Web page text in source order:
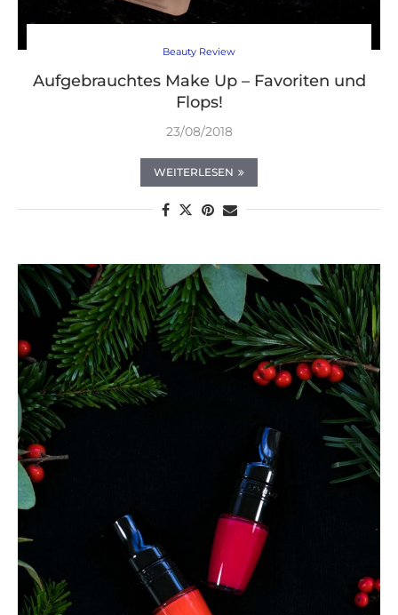
Beauty Review
Aufgebrauchtes Make Up – Favoriten und
Flops!
23/08/2018
WEITERLESEN